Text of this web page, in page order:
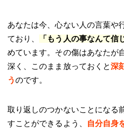
あなたは今、心ない人の言葉や
ており、
「もう人の事なんて信
めています。その傷はあなたが
深く、このまま放っておくと深
うのです。
取り返しのつかないことになる
すことができるよう、
自分自身